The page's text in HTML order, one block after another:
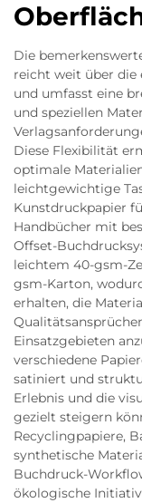
Die
reicht weit über die
und umfasst eine
und speziellen
Diese Flexibilität
optimale
leichtgewichtige
Kunstdruckpapier
Handbücher mit
Offset-
leichtem 40-gsm-
gsm-Karton,
erhalten, die
Einsatzgebieten
verschiedene
satiniert und
Erlebnis und die
gezielt steigern
Recyclingpapiere,
synthetische
Buchdruck-
ökologische